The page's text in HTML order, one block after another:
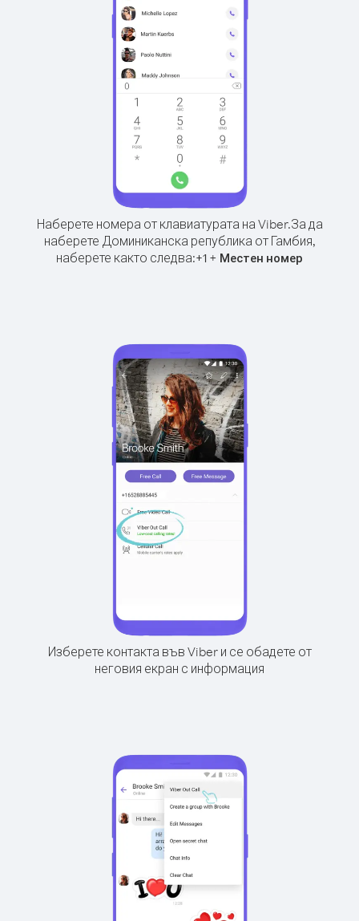
Наберете номера от клавиатурата на Viber.За да
наберете Доминиканска република от Гамбия,
наберете както следва:+1 + Местен номер
Изберете контакта във Viber и се обадете от
неговия екран с информация